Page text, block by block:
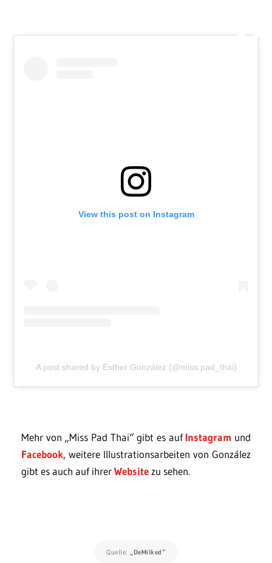
View this post on Instagram
A post shared by Esther González (@miss.pad_thai)
Mehr von „Miss Pad Thai“ gibt es aufInstagram und
Facebook, weitere Illustrationsarbeiten von González
gibt es auch auf ihrerWebsitezu sehen.
Quelle: „DeMilked“